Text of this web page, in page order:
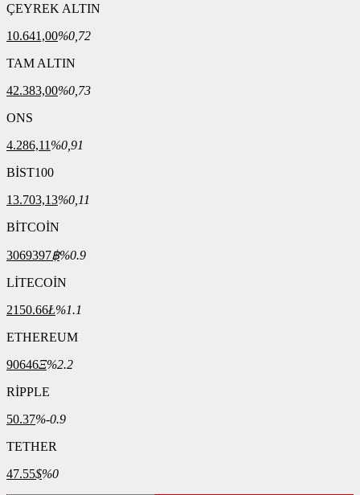
ÇEYREK ALTIN
10.641,00%0,72
TAM ALTIN
42.383,00%0,73
ONS
4.286,11 %0,91
BİST100
13.703,13%0,11
BİTCOİN
3069397฿%0.9
LİTECOİN
2150.66Ł%1.1
ETHEREUM
90646Ξ%2.2
RİPPLE
50.37%-0.9
TETHER
47.55$%0